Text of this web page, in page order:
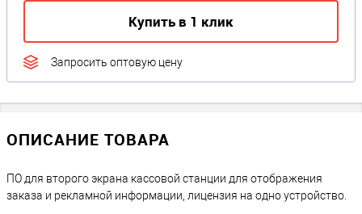
Купить в 1 клик
Запросить оптовую цену
ОПИСАНИЕ ТОВАРА
ПО для второго экрана кассовой станции для отображения
заказа и рекламной информации, лицензия на одно устройство.